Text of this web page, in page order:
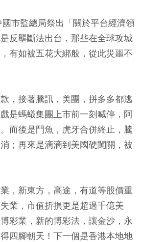
市監總局祭出「關於平台經濟領
反壟斷法出台，那些在全球攻城
有如被五花大綁般，從此災噩不
，接著騰訊，美團，拼多多都逃
是螞蟻集團上市前一刻喊停，阿
而後是鬥魚，虎牙合併終止，騰
；再來是滴滴到美國硬闖關，被
，新東方，高途，有道等股價重
業，市值折損更是超過千億美
彩業，新的博彩法，讓金沙，永
四腳朝天！下一個是香港本地地